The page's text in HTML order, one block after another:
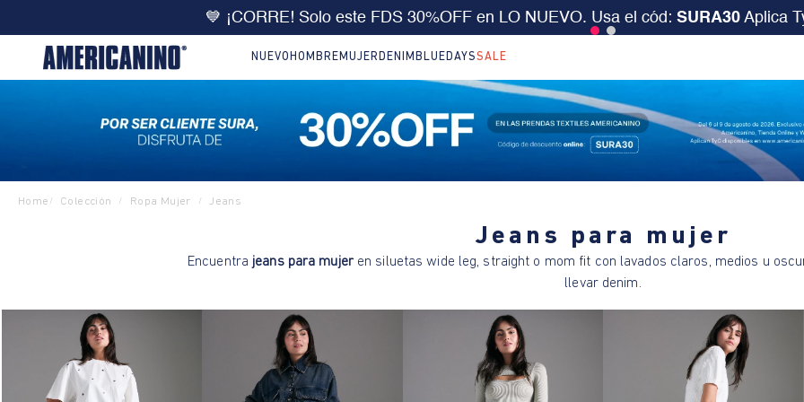
💙 ¡CORRE! Solo este FDS 30%OFF en LO NUEVO. Usa el cód: SURA30 Aplica
NUEVO HOMBRE MUJER DENIM BLUEDAYSSALE
Home / Colección / Ropa Mujer / Jeans
Jeans para mujer
Encuentra jeans para mujeren siluetas wide leg, straight o mom fit con lavados claros, medios u
llevar denim.